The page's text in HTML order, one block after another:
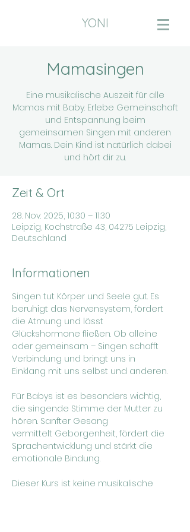
YONI
Mamasingen
Eine musikalische Auszeit für alle
Mamas mit Baby. Erlebe Gemeinschaft
und Entspannung beim
gemeinsamen Singen mit anderen
Mamas. Dein Kind ist natürlich dabei
und hört dir zu.
Zeit & Ort
28. Nov. 2025, 10:30 – 11:30
Leipzig, Kochstraße 43, 04275 Leipzig,
Deutschland
Informationen
Singen tut Körper und Seele gut. Es
beruhigt das Nervensystem, fördert
die Atmung und lässt
Glückshormone fließen. Ob alleine
oder gemeinsam – Singen schafft
Verbindung und bringt uns in
Einklang mit uns selbst und anderen.
Für Babys ist es besonders wichtig,
die singende Stimme der Mutter zu
hören. Sanfter Gesang
vermittelt Geborgenheit, fördert die
Sprachentwicklung und stärkt die
emotionale Bindung.
Dieser Kurs ist keine musikalische